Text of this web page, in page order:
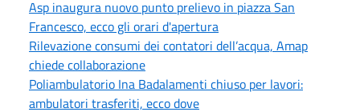
Asp inaugura nuovo punto prelievo in piazza San
Francesco, ecco gli orari d'apertura
Rilevazione consumi dei contatori dell’acqua, Amap
chiede collaborazione
Poliambulatorio Ina Badalamenti chiuso per lavori:
ambulatori trasferiti, ecco dove